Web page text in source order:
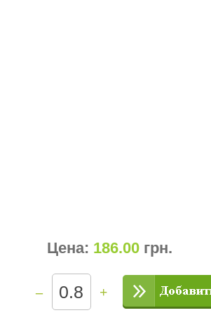
Цена: 186.00 грн.
– +